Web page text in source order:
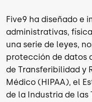
Five9 ha diseñado e
administrativas,
una serie de leyes,
protección de datos
de Transferibilidad y
Médico (HIPAA), el
de la Industria de las